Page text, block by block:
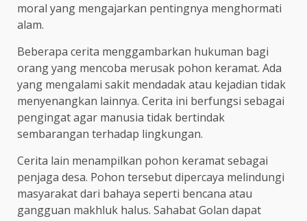
moral yang mengajarkan pentingnya menghormati
alam.
Beberapa cerita menggambarkan hukuman bagi
orang yang mencoba merusak pohon keramat. Ada
yang mengalami sakit mendadak atau kejadian tidak
menyenangkan lainnya. Cerita ini berfungsi sebagai
pengingat agar manusia tidak bertindak
sembarangan terhadap lingkungan.
Cerita lain menampilkan pohon keramat sebagai
penjaga desa. Pohon tersebut dipercaya melindungi
masyarakat dari bahaya seperti bencana atau
gangguan makhluk halus. Sahabat Golan dapat